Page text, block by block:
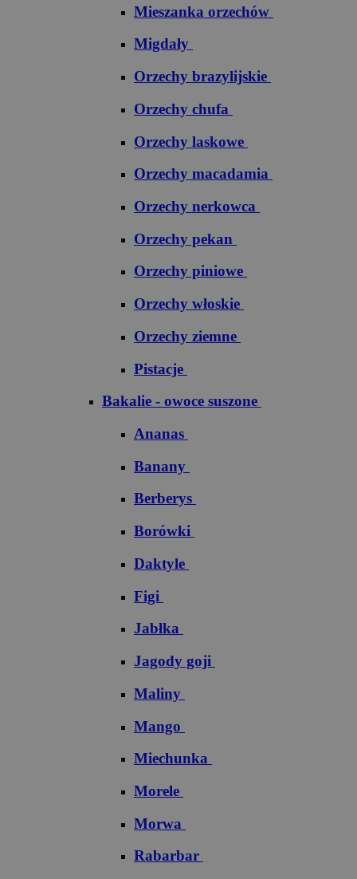
Mieszanka orzechów
Migdały
Orzechy brazylijskie
Orzechy chufa
Orzechy laskowe
Orzechy macadamia
Orzechy nerkowca
Orzechy pekan
Orzechy piniowe
Orzechy włoskie
Orzechy ziemne
Pistacje
Bakalie - owoce suszone
Ananas
Banany
Berberys
Borówki
Daktyle
Figi
Jabłka
Jagody goji
Maliny
Mango
Miechunka
Morele
Morwa
Rabarbar